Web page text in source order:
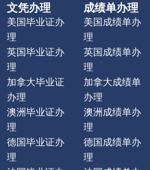
文凭办理
美国毕业证办
理
英国毕业证办
理
加拿大毕业证
办理
澳洲毕业证办
理
德国毕业证办
理
成绩单办理
美国成绩单办
理
英国成绩单办
理
加拿大成绩单
办理
澳洲成绩单办
理
德国成绩单办
理